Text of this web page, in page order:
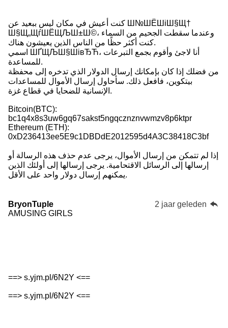
كنت أعيش في مكان ليس ببعيد عن Ш№ШЁШіШ§Щ†
Ш§Щ„ЩѓШЁЩЉШ±Ш©، وعندما سقطت الجحيم من السماء
كنت أكثر حظًا من الناس الذين يعيشون هناك.
اسمي ШҐЩЉШ§ШівЂЋ، أنا لاجئ وأقوم بجمع التبرعات
للمساعدة.
من فضلك إذا كان بإمكانك إرسال الدولار الذي تدخره إلى محفظة
بيتكوين، فافعل ذلك. سأحاول إرسال الأموال للمساعدات
الإنسانية للضحايا في قطاع غزة.
Bitcoin(BTC):
bc1q4x8s3uw6gq67sakst5ngqcznznvwmzv8p6ktpr
Ethereum (ETH):
0xD236413ee5E9c1DBDdE2012595d4A3C38418C3bf
إذا لم تتمكن من إرسال الأموال، يرجى عدم حذف هذه الرسالة أو
إرسالها إلى الرسائل الاقتحامية. يرجى إرسالها إلى أولئك الذين
يمكنهم إرسال دولار واحد على الأقل.
BryonTuple
2 jaar geleden
AMUSING GIRLS
==> s.yjm.pl/6N2Y <==
==> s.yjm.pl/6N2Y <==